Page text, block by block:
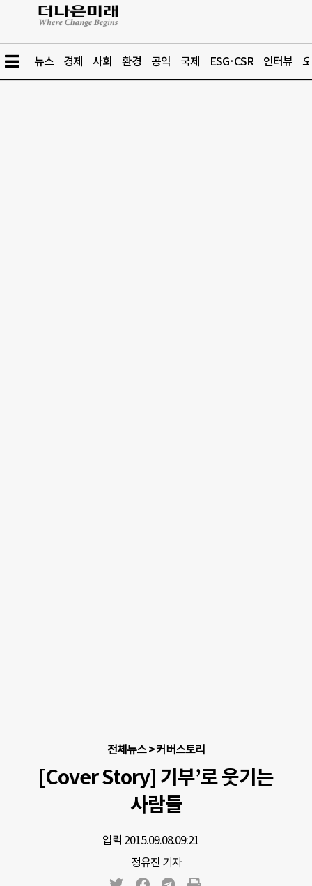
뉴스 경제 사회 환경 공익 국제 ESG·CSR 인터뷰
전체뉴스>커버스토리
[Cover Story] 기부’로 웃기는
사람들
입력 2015.09.08.09:21
정유진 기자